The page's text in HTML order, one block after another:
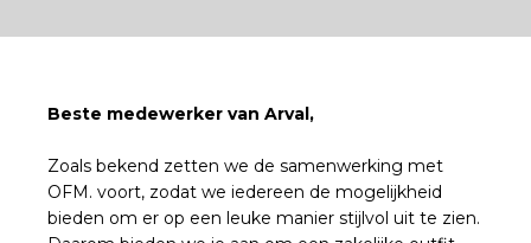
Beste medewerker van Arval,
Zoals bekend zetten we de samenwerking met
OFM. voort, zodat we iedereen de mogelijkheid
bieden om er op een leuke manier stijlvol uit te zien.